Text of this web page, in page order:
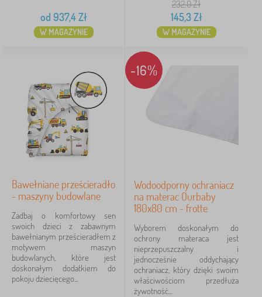
od 937,4Zł
W MAGAZYNIE
232,0Zł
145,3Zł
W MAGAZYNIE
Bawełniane prześcieradło
- maszyny budowlane
Zadbaj o komfortowy sen
swoich dzieci z zabawnym
bawełnianym prześcieradłem z
motywem maszyn
budowlanych, które jest
doskonałym dodatkiem do
pokoju dziecięcego...
-16%
Wodoodporny ochraniacz
na materac Ourbaby
180x80 cm - frotte
Wyborem doskonałym do
ochrony materaca jest
nieprzepuszczalny i
jednocześnie oddychający
ochraniacz, który dzięki swoim
właściwościom przedłuża
żywotność...